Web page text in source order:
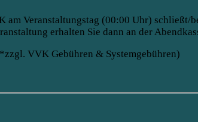
am Veranstaltungstag (00:00 Uhr) schließt/
erhalten Sie dann an der
VVK Gebühren & Systemgebühren)